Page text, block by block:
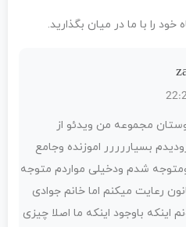
را با ما در میان بگذارید.
مجموعه من ویدئو از
بسیاررررر اموزنده وجامع
شدم ودخیلی مواردم متوجه
رعایت میکنم اما خانم جوادی
باوجود اینکه ما اصلا چیزی